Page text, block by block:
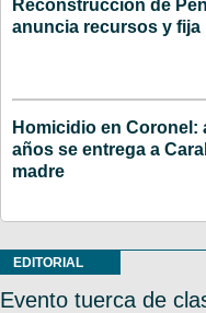
Reconstrucción de
anuncia recursos y fija
Homicidio en Coronel:
años se entrega a
madre
EDITORIAL
Evento tuerca de